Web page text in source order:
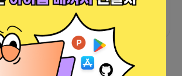
아직 후기가 도착하지 않았습니다